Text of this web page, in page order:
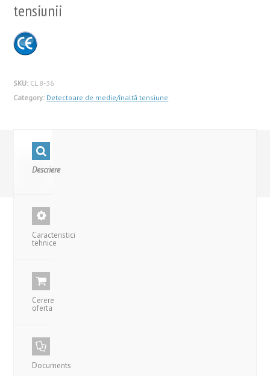
tensiunii
SKU: CL 8-36
Category: Detectoare de medie/înaltă tensiune
Descriere
Caracteristici
tehnice
Cerere
oferta
Documents